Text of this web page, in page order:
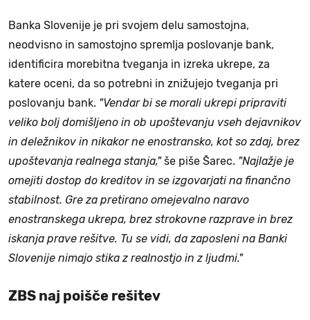
Banka Slovenije je pri svojem delu samostojna,
neodvisno in samostojno spremlja poslovanje bank,
identificira morebitna tveganja in izreka ukrepe, za
katere oceni, da so potrebni in znižujejo tveganja pri
poslovanju bank. "Vendar bi se morali ukrepi pripraviti
veliko bolj domišljeno in ob upoštevanju vseh dejavnikov
in deležnikov in nikakor ne enostransko, kot so zdaj, brez
upoštevanja realnega stanja,"še piše Šarec. "Najlažje je
omejiti dostop do kreditov in se izgovarjati na finančno
stabilnost. Gre za pretirano omejevalno naravo
enostranskega ukrepa, brez strokovne razprave in brez
iskanja prave rešitve. Tu se vidi, da zaposleni na Banki
Slovenije nimajo stika z realnostjo in z ljudmi."
ZBS naj poišče rešitev